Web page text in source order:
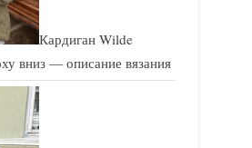
Кардиган Wilde
вниз — описание вязания